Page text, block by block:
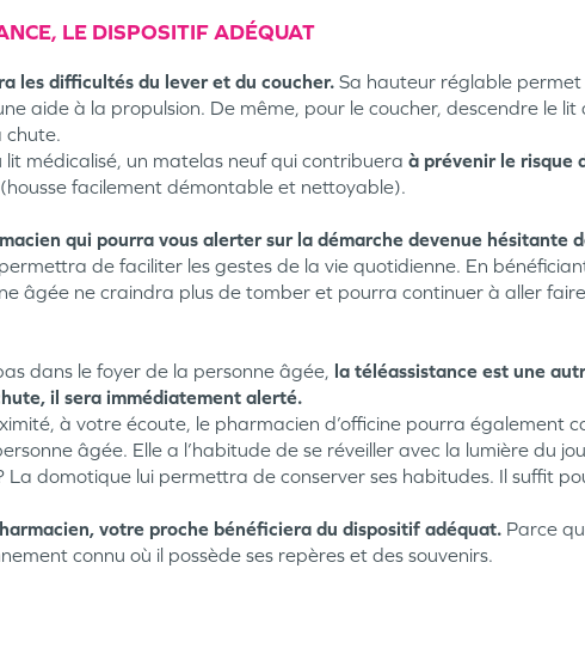
LE DISPOSITIF ADÉQUAT
les difficultés du lever et du coucher. Sa hauteur réglable
aide à la propulsion. De même, pour le coucher, descendre le
chute.
médicalisé, un matelas neuf qui contribuera à prévenir le risque
(housse facilement démontable et nettoyable).
qui pourra vous alerter sur la démarche devenue hésitante
de faciliter les gestes de la vie quotidienne. En
âgée ne craindra plus de tomber et pourra continuer à aller
dans le foyer de la personne âgée, la téléassistance est une
il sera immédiatement alerté.
à votre écoute, le pharmacien d’officine pourra également
âgée. Elle a l’habitude de se réveiller avec la lumière du
La domotique lui permettra de conserver ses habitudes. Il suffit
votre proche bénéficiera du dispositif adéquat. Parce
connu où il possède ses repères et des souvenirs.